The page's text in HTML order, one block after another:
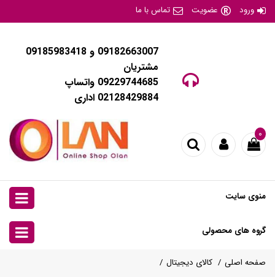
ورود عضویت تماس با ما
09182663007 و 09185983418
مشتریان
09229744685 واتساپ
02128429884 اداری
۰
منوی سایت
گروه های محصولی
صفحه اصلی کالای دیجیتال